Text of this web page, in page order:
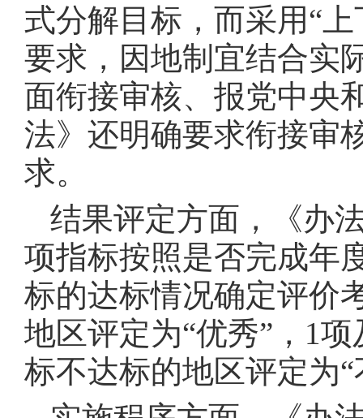
式分解目标，而采用“
要求，因地制宜结合实
面衔接审核、报党中央
法》还明确要求衔接审
求。
结果评定方面，《办
项指标按照是否完成年
标的达标情况确定评价
地区评定为“优秀”，1
标不达标的地区评定为